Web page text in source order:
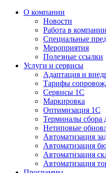
О компании
Новости
Работа в компании
Специальные
Мероприятия
Полезные ссылки
Услуги и сервисы
Адаптация и
Тарифы
Сервисы 1С
Маркировка
Оптимизация 1С
Терминалы сбора
Нетиповые
Автоматизация
Автоматизация
Автоматизация
Автоматизация